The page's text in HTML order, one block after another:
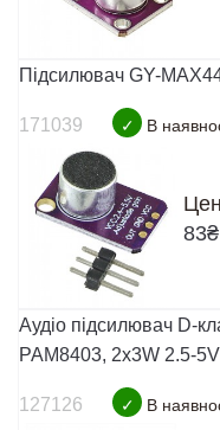
Підсилювач GY-
171039 ✓ В
83₴
Аудіо підсилювач D-
PAM8403, 2x3W 2.5-5V
127126 ✓ В